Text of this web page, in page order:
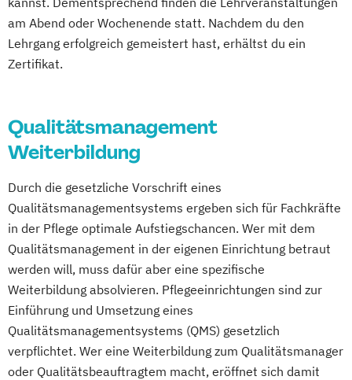
(IHK)
Hygienebeauftragter
PDL - Leitungsaufgaben in
Pflegeberater nach § 45 SGB XI
Praxisanleiter für Gesundheitsfachberufe
Qualifizierung zum/r Heimleiter/in
Qualitätsbeauftragter
Schwerstpflege und Gerontopsychiatrie
am Abend oder Wochenende statt. Nachdem du den
Lehrgang erfolgreich gemeistert hast, erhältst du ein
Zertifikat.
Qualitätsmanagement
Weiterbildung
Durch die gesetzliche Vorschrift eines
Qualitätsmanagementsystems ergeben sich für Fachkräfte
in der Pflege optimale Aufstiegschancen. Wer mit dem
Qualitätsmanagement in der eigenen Einrichtung betraut
werden will, muss dafür aber eine spezifische
Weiterbildung absolvieren. Pflegeeinrichtungen sind zur
Einführung und Umsetzung eines
Qualitätsmanagementsystems (QMS) gesetzlich
verpflichtet. Wer eine Weiterbildung zum Qualitätsmanager
oder Qualitätsbeauftragtem macht, eröffnet sich damit